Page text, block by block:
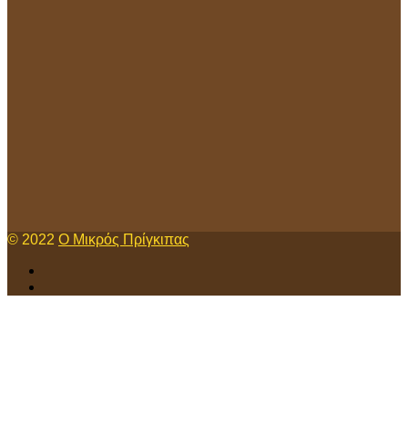
© 2022 Ο Μικρός Πρίγκιπας